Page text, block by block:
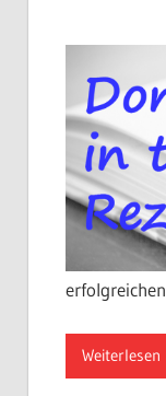
erfolgreichen
Weiterlesen